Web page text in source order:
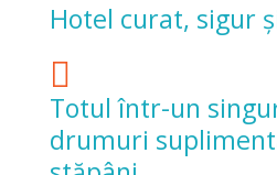
Hotel curat, sigur
Totul într-un
drumuri